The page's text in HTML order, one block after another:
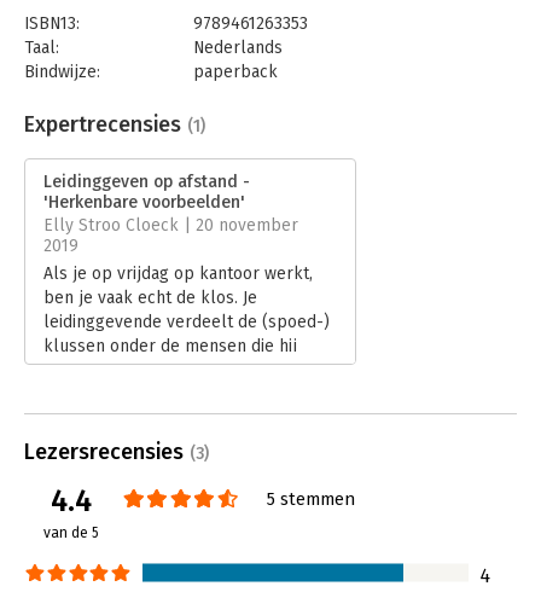
ISBN13:
9789461263353
Taal:
Nederlands
Bindwijze:
paperback
Uitgever:
Uitgeverij Haystack
Verschijningsdatum:
Hoofdrubriek: Leiderschap
Expertrecensies (1)
Leidinggeven op afstand -
'Herkenbare voorbeelden'
Elly Stroo Cloeck | 20 november
2019
Als je op vrijdag op kantoor werkt,
ben je vaak echt de klos. Je
leidinggevende verdeelt de (spoed-)
klussen onder de mensen die hij
daadwerkelijk ziet. Herkenbaar? Als
bereikbaar zijn, vindt je baas. De
telefoon opnemen terwijl je in een
winkel staat is not done. Herkenbaar?
Iedereen heeft een flexplek, behalve
het management. Die zitten op hun
oude, vaste plekken. Herkenbaar?
Lees verder
Lezersrecensies (3)
4.4
van de 5
5 stemmen
4